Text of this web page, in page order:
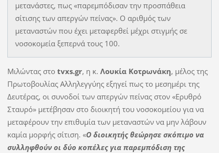
μετανάστες, πως «παρεμπόδισαν την προσπάθεια
σίτισης των απεργών πείνας». Ο αριθμός των
μεταναστών που έχει μεταφερθεί μέχρι στιγμής σε
νοσοκομεία ξεπερνά τους 100.
Μιλώντας στο tvxs.gr, η κ. Λουκία Κοτρωνάκη, μέλος της
Πρωτοβουλίας Αλληλεγγύης εξηγεί πως το μεσημέρι της
Δευτέρας, οι συνοδοί των απεργών πείνας στον «Ερυθρό
Σταυρό» μετέβησαν στο διοικητή του νοσοκομείου για να
μεταφέρουν την επιθυμία των μεταναστών να μην λάβουν
καμία μορφής σίτιση. «Ο διοικητής θεώρησε σκόπιμο να
συλληφθούν οι δύο κοπέλες για παρεμπόδιση της